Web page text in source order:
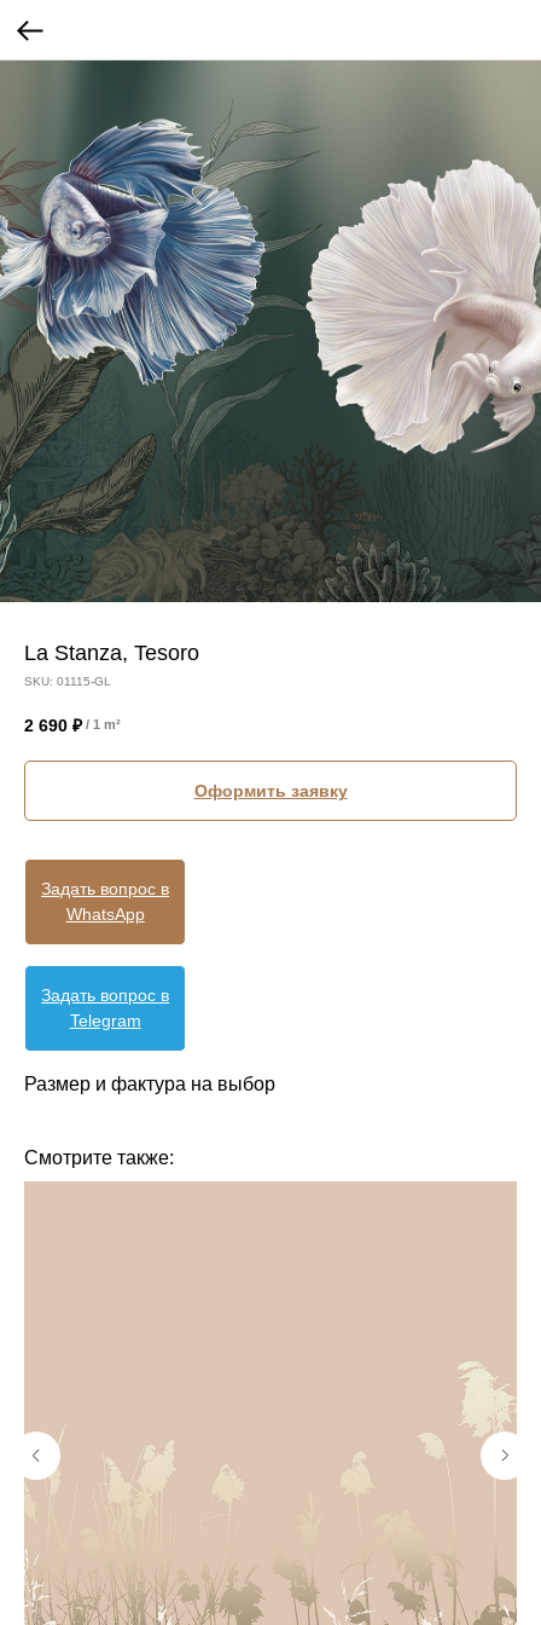
La Stanza, Tesoro
SKU: 01115-GL
2 690 ₽ / 1 m²
Оформить заявку
Задать вопрос в
WhatsApp
Задать вопрос в
Telegram
Размер и фактура на выбор
Смотрите также: